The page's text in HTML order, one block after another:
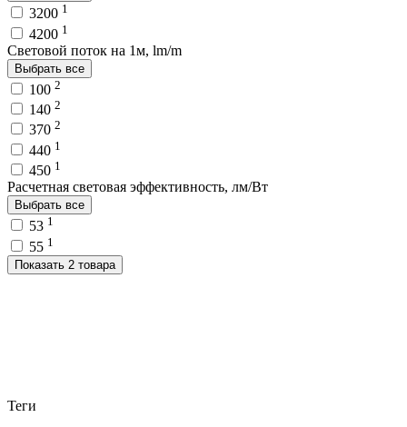
3200 1
4200 1
Световой поток на 1м, lm/m
Выбрать все
100 2
140 2
370 2
440 1
450 1
Расчетная световая эффективность, лм/Вт
Выбрать все
53 1
55 1
Показать 2 товара
Теги